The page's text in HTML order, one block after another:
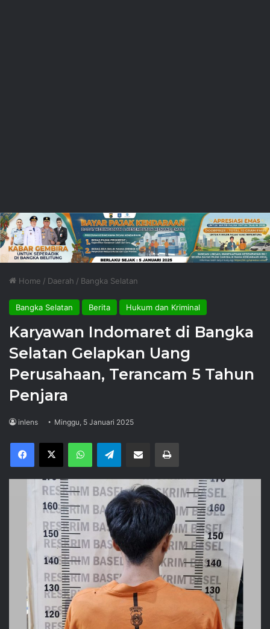
Home / Daerah / Bangka Selatan
Bangka Selatan Berita Hukum dan Kriminal
Karyawan Indomaret di Bangka
Selatan Gelapkan Uang
Perusahaan, Terancam 5 Tahun
Penjara
inlens Minggu, 5 Januari 2025
Facebook
X WhatsAppTelegram Share via Email Print